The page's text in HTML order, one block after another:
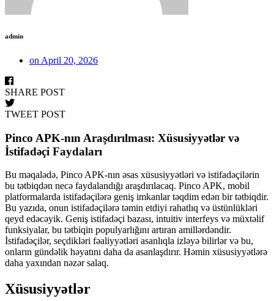
admin
on April 20, 2026
SHARE POST
TWEET POST
Pinco APK-nın Araşdırılması: Xüsusiyyətlər və
İstifadəçi Faydaları
Bu məqalədə, Pinco APK-nın əsas xüsusiyyətləri və istifadəçilərin
bu tətbiqdən necə faydalandığı araşdırılacaq. Pinco APK, mobil
platformalarda istifadəçilərə geniş imkanlar təqdim edən bir tətbiqdir.
Bu yazıda, onun istifadəçilərə təmin etdiyi rahatlıq və üstünlükləri
qeyd edəcəyik. Geniş istifadəçi bazası, intuitiv interfeys və müxtəlif
funksiyalar, bu tətbiqin populyarlığını artıran amillərdəndir.
İstifadəçilər, seçdikləri fəaliyyətləri asanlıqla izləyə bilirlər və bu,
onların gündəlik həyatını daha da asanlaşdırır. Həmin xüsusiyyətlərə
daha yaxından nəzər salaq.
Xüsusiyyətlər